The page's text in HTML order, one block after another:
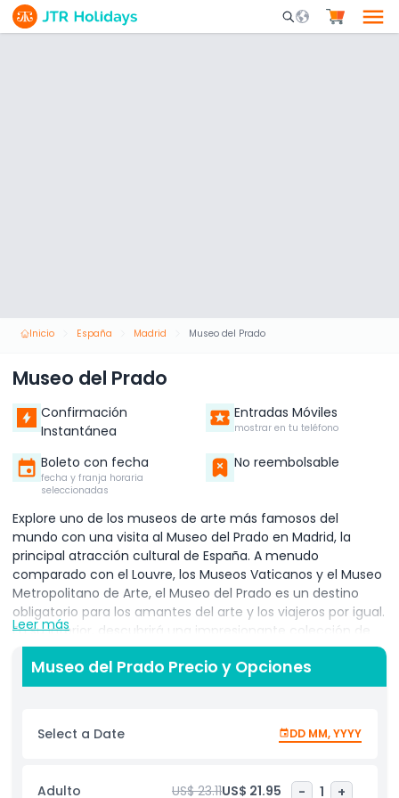
Mobile Search
Inicio España Madrid Museo del Prado
Museo del Prado
Confirmación
Instantánea
Entradas Móviles
mostrar en tu teléfono
Boleto con fecha
fecha y franja horaria
seleccionadas
No reembolsable
Explore uno de los museos de arte más famosos del
mundo con una visita al Museo del Prado en Madrid, la
principal atracción cultural de España. A menudo
comparado con el Louvre, los Museos Vaticanos y el Museo
Metropolitano de Arte, el Museo del Prado es un destino
obligatorio para los amantes del arte y los viajeros por igual.
En su interior, descubrirá una impresionante colección de
más de 7,000 pinturas, con alrededor de 1,500 obras
maestras expuestas en cualquier momento. El museo
muestra el brillo de los artistas del Siglo de Oro español
ofrecen una profunda visión del rico patrimonio artístico de
España. El Museo del Prado no se limita al arte español.
maestros europeos, incluidos Tiziano, Rembrandt, Rubens, El
Leer más
Museo del Prado Precio y Opciones
Select a Date DD MM, YYYY
Adulto US$ 23.11US$ 21.95 - 1 +